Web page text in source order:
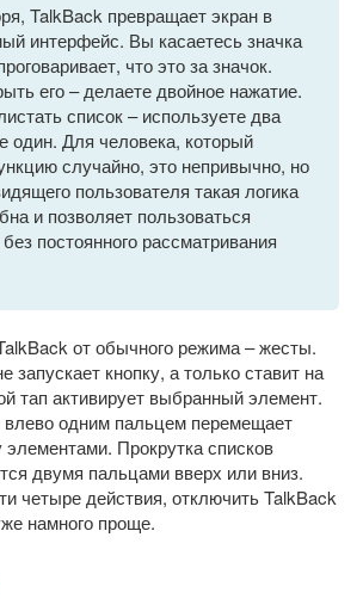
TalkBack превращает экран в
интерфейс. Вы касаетесь значка
что это за значок.
его – делаете двойное нажатие.
список – используете два
один. Для человека, который
случайно, это непривычно, но
пользователя такая логика
и позволяет пользоваться
постоянного рассматривания
от обычного режима – жесты.
запускает кнопку, а только ставит на
тап активирует выбранный элемент.
одним пальцем перемещает
Прокрутка списков
двумя пальцами вверх или вниз.
четыре действия, отключить TalkBack
намного проще.